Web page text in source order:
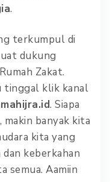
.
terkumpul di
dukung
Zakat.
tinggal klik kanal
. Siapa
banyak kita
kita yang
keberkahan
semua. Aamiin